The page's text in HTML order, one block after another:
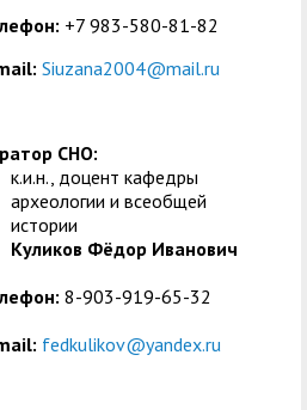
+7 983-580-81-82
Siuzana2004@mail.ru
СНО:
к.и.н., доцент кафедры
археологии и всеобщей
истории
Куликов Фёдор Иванович
8-903-919-65-32
fedkulikov@yandex.ru